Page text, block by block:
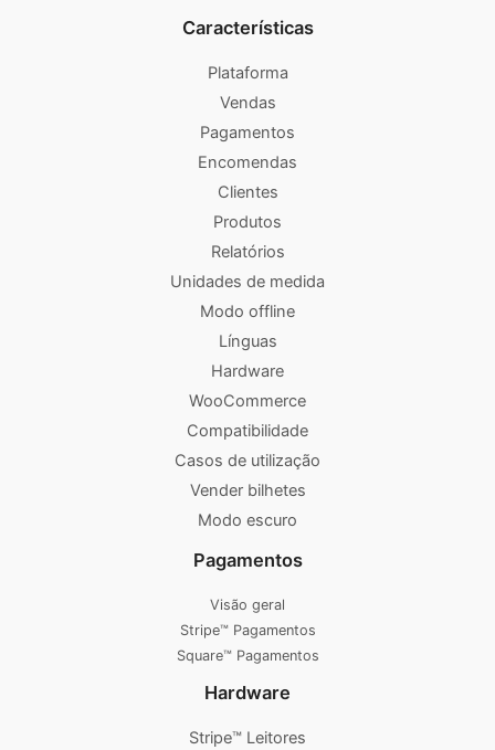
Características
Plataforma
Vendas
Pagamentos
Encomendas
Clientes
Produtos
Relatórios
Unidades de medida
Modo offline
Línguas
Hardware
WooCommerce
Compatibilidade
Casos de utilização
Vender bilhetes
Modo escuro
Pagamentos
Visão geral
Stripe™ Pagamentos
Square™ Pagamentos
Hardware
Stripe™ Leitores